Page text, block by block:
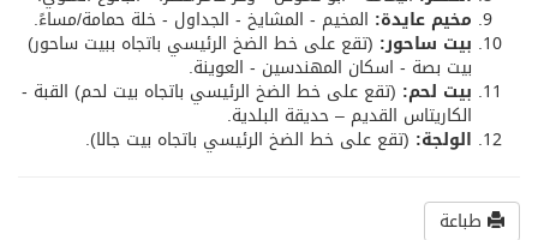
مخيم عايدة: المخيم - المشايخ - الجداول - خلة حمامة/مساءً.
بيت ساحور: (تقع على خط الضخ الرئيسي باتجاه ببيت ساحور)
بيت بصة - اسكان المهندسين - العوينة.
بيت لحم: (تقع على خط الضخ الرئيسي باتجاه بيت لحم) القبة -
الكاريتاس القديم – حديقة البلدية.
الولجة: (تقع على خط الضخ الرئيسي باتجاه بيت جالا).
طباعة